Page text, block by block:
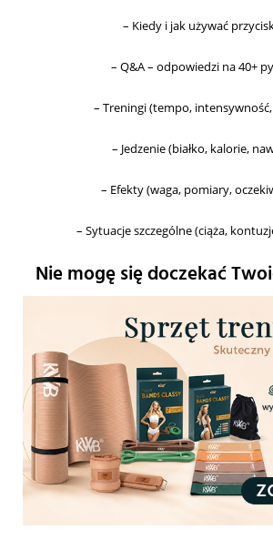
– Kiedy i jak używać
– Q&A – odpowiedzi na 40+
– Treningi (tempo,
– Jedzenie (białko, kalorie,
– Efekty (waga, pomiary,
– Sytuacje szczególne (ciąża,
Nie mogę się doczekać